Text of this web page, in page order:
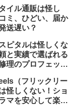
イル通販は怪し
ミ、ひどい、届か
送遅い？
ピタルは怪しくな
と実績で選ばれる
理のプロフェッシ
（フリックリー
怪しくない！ショ
マを安心して楽し